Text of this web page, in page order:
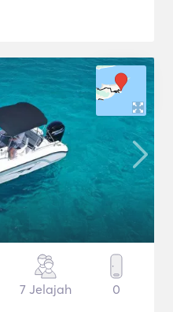
7 Jelajah 0